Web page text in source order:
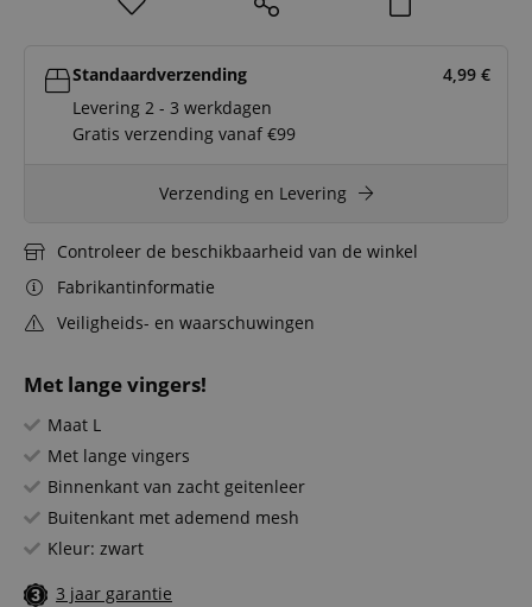
Met lange vingers!
Maat L
Met lange vingers
Binnenkant van zacht geitenleer
Buitenkant met ademend mesh
Kleur: zwart
3 jaar garantie
Standaardverzending 4,99 €
Levering 2 - 3 werkdagen
Gratis verzending vanaf €99
Verzending en Levering
Controleer de beschikbaarheid van de winkel
Fabrikantinformatie
Veiligheids- en waarschuwingen